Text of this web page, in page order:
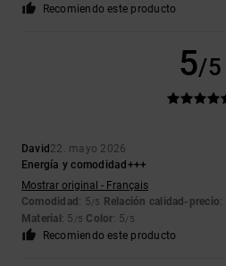
Recomiendo este producto
5/5
David 22. mayo 2026
Energía y comodidad+++
Mostrar original - Français
Comodidad : 5/5 Relación calidad-precio:
Material : 5 /5 Color: 5/5
Recomiendo este producto